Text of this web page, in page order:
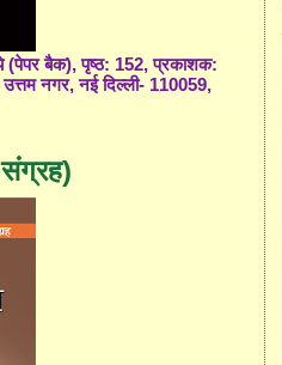
बैक), पृष्ठ: 152, प्रकाशक:
नगर, नई दिल्ली- 110059,